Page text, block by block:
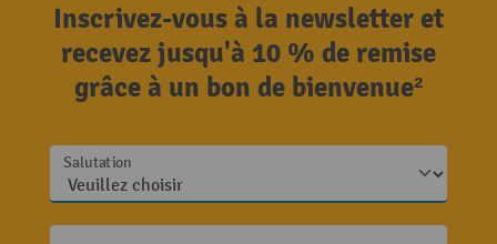
Inscrivez-vous à la newsletter et
recevez jusqu'à 10 % de remise
grâce à un bon de bienvenue²
Salutation